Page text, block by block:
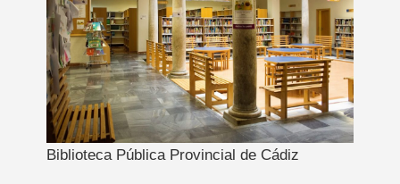
Biblioteca Pública Provincial de Cádiz